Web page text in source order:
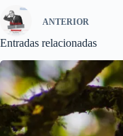
ANTERIOR
Entradas relacionadas